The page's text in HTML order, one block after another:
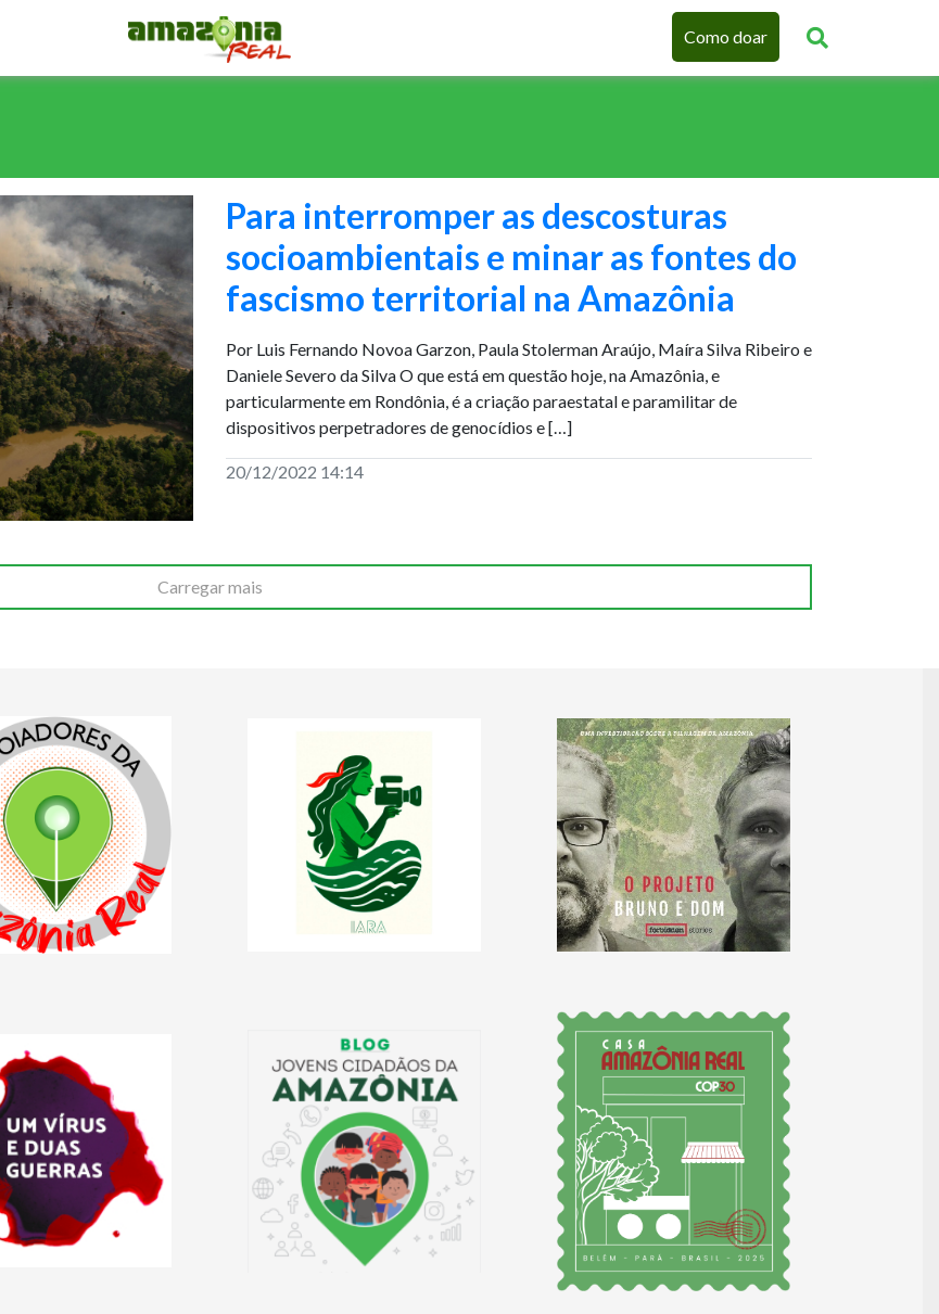
Como doar
Para interromper as descosturas
socioambientais e minar as fontes do
fascismo territorial na Amazônia
Por Luis Fernando Novoa Garzon, Paula Stolerman Araújo, Maíra Silva Ribeiro e
Daniele Severo da Silva O que está em questão hoje, na Amazônia, e
particularmente em Rondônia, é a criação paraestatal e paramilitar de
dispositivos perpetradores de genocídios e […]
20/12/2022 14:14
Carregar mais